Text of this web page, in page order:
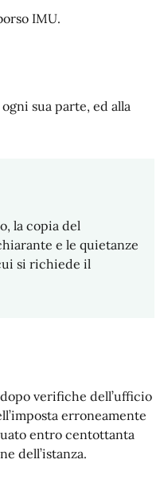
IMU.
sua parte, ed alla
la copia del
e le quietanze
si richiede il
verifiche dell’ufficio
erroneamente
entro centottanta
dell’istanza.